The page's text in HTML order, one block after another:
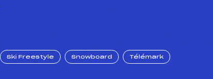
Ski Freestyle Snowboard Télémark